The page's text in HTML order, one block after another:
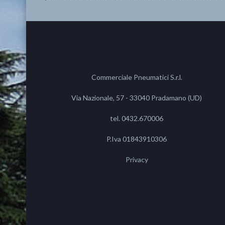
Commerciale Pneumatici S.r.l.
Via Nazionale, 57 - 33040 Pradamano (UD)
tel. 0432.670006
P.Iva 01843910306
Privacy